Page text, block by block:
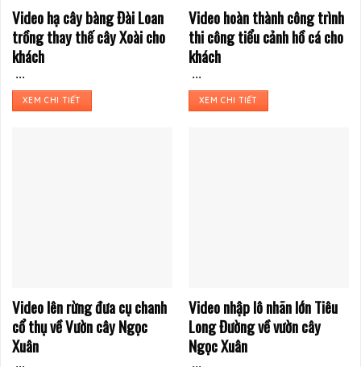
Video hạ cây bàng Đài Loan
trồng thay thế cây Xoài cho
khách
XEM CHI TIẾT
Video hoàn thành công trình
thi công tiểu cảnh hồ cá cho
khách
XEM CHI TIẾT
Video lên rừng đưa cụ chanh
cổ thụ về Vườn cây Ngọc
Xuân
Video nhập lô nhãn lớn Tiêu
Long Đường về vườn cây
Ngọc Xuân
...